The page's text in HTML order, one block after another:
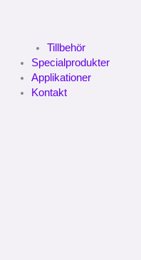
Tillbehör
Specialprodukter
Applikationer
Kontakt